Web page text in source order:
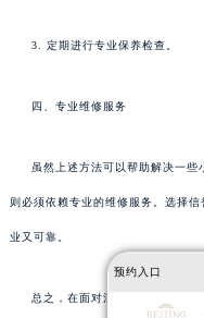
3. 定期进行专业保养检查。
四、专业维修服务
虽然上述方法可以帮助解决一些
则必须依赖专业的维修服务。选择
业又可靠。
总之，在面对江诗丹顿手表表壳
预约入口